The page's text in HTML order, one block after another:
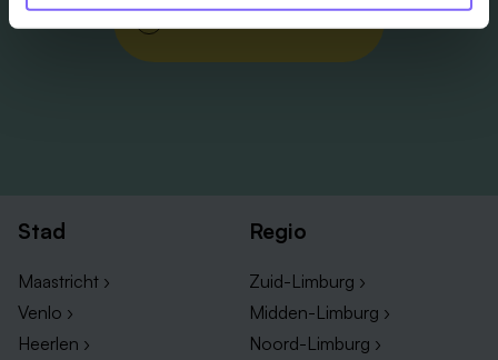
Stad
Maastricht ›
Venlo ›
Heerlen ›
Regio
Zuid-Limburg ›
Midden-Limburg ›
Noord-Limburg ›